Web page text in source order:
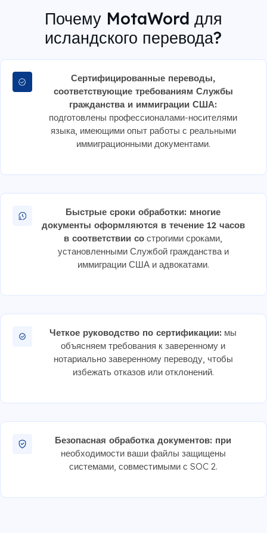
Почему MotaWord для
исландского перевода?
Сертифицированные переводы,
соответствующие требованиям Службы
гражданства и иммиграции США:
подготовлены профессионалами-носителями
языка, имеющими опыт работы с реальными
иммиграционными документами.
Быстрые сроки обработки: многие
документы оформляются в течение 12 часов
в соответствии со строгими сроками,
установленными Службой гражданства и
иммиграции США и адвокатами.
Четкое руководство по сертификации: мы
объясняем требования к заверенному и
нотариально заверенному переводу, чтобы
избежать отказов или отклонений.
Безопасная обработка документов: при
необходимости ваши файлы защищены
системами, совместимыми с SOC 2.